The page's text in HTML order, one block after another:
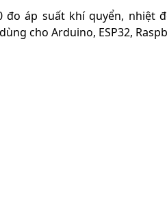
đo áp suất khí quyển, nhiệt
cho Arduino, ESP32,